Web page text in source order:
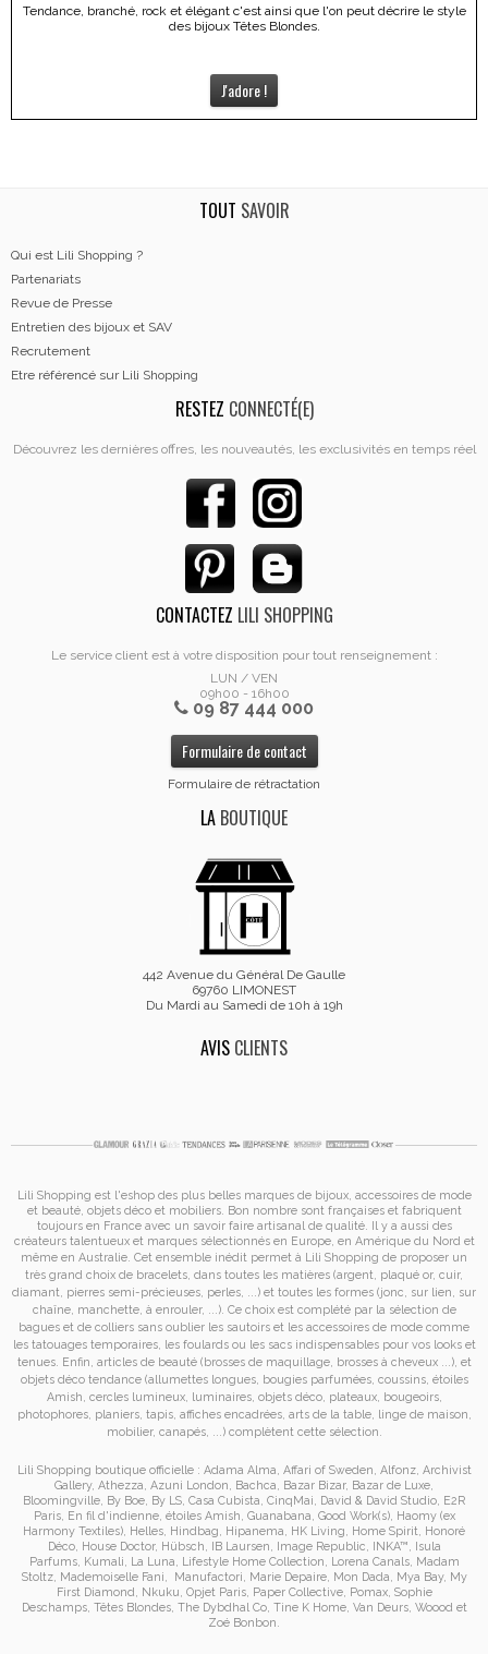
Tendance, branché, rock et élégant c'est ainsi que l'on peut décrire le style
des bijoux Têtes Blondes.
J'adore !
TOUT SAVOIR
Qui est Lili Shopping ?
Partenariats
Revue de Presse
Entretien des bijoux et SAV
Recrutement
Etre référencé sur Lili Shopping
RESTEZ CONNECTÉ(E)
Découvrez les dernières offres, les nouveautés, les exclusivités en temps réel
CONTACTEZ LILI SHOPPING
Le service client est à votre disposition pour tout renseignement :
LUN / VEN
09h00 - 16h00
09 87 444 000
Formulaire de contact
Formulaire de rétractation
LA BOUTIQUE
442 Avenue du Général De Gaulle
69760 LIMONEST
Du Mardi au Samedi de 10h à 19h
AVIS CLIENTS
Lili Shopping est l'eshop des plus belles marques de bijoux, accessoires de mode
et beauté, objets déco et mobiliers. Bon nombre sont françaises et fabriquent
toujours en France avec un savoir faire artisanal de qualité. Il y a aussi des
créateurs talentueux et marques sélectionnés en Europe, en Amérique du Nord et
même en Australie. Cet ensemble inédit permet à Lili Shopping de proposer un
très grand choix de bracelets , dans toutes les matières (argent, plaqué or, cuir,
diamant, pierres semi-précieuses, perles, ...) et toutes les formes (jonc, sur lien, sur
chaîne, manchette, à enrouler, ...). Ce choix est complété par la sélection de
bagues et de colliers sans oublier les sautoirs et les accessoires de mode comme
les tatouages temporaires, les foulards ou les sacs indispensables pour vos looks et
tenues. Enfin, articles de beauté (brosses de maquillage, brosses à cheveux ...), et
objets déco tendance (allumettes longues, bougies parfumées, coussins, étoiles
Amish , cercles lumineux, luminaires, objets déco, plateaux, bougeoirs,
photophores, planiers, tapis, affiches encadrées, arts de la table, linge de maison,
mobilier, canapés, ...) complètent cette sélection.
Lili Shopping boutique officielle : Adama Alma Affari of Sweden Alfonz, Archivist
Gallery, Athezza Azuni London Bachca Bazar Bizar, Bazar de Luxe
Bloomingville By Boe By LS Casa Cubista CinqMai David & David Studio E2R
Paris, En fil d'indienne, étoiles Amish Guanabana Good Work(s), Haomy (ex
Harmony Textiles), Helles Hindbag Hipanema HK Living Home Spirit
Honoré
Déco, House Doctor, Hübsch IB Laursen Image Republic INKA™
Isula
Parfums, Kumali La Luna Lifestyle Home Collection Lorena Canals, Madam
Stoltz, Mademoiselle Fani Manufactori Marie Depaire, Mon Dada Mya Bay, My
First Diamond
Nkuku Opjet Paris, Paper Collective, Pomax, Sophie
Deschamps, Têtes Blondes, The Dybdhal Co, Tine K Home, Van Deurs, Woood et
Zoé Bonbon